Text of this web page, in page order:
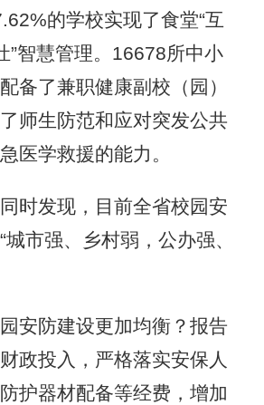
的学校实现了食堂“互
”智慧管理。16678所中小
备了兼职健康副校（园）
师生防范和应对突发公共
医学救援的能力。
发现，目前全省校园安
城市强、乡村弱，公办强、
防建设更加均衡？报告
政投入，严格落实安保人
护器材配备等经费，增加